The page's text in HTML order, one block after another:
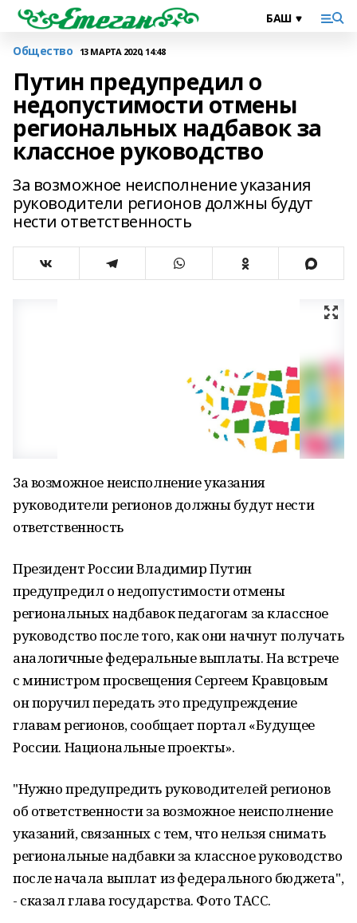
Общество 13 МАРТА 2020, 14:48
Путин предупредил о
недопустимости отмены
региональных надбавок за
классное руководство
За возможное неисполнение указания
руководители регионов должны будут
нести ответственность
За возможное неисполнение указания
руководители регионов должны будут нести
ответственность
Президент России Владимир Путин
предупредил о недопустимости отмены
региональных надбавок педагогам за классное
руководство после того, как они начнут получать
аналогичные федеральные выплаты. На встрече
с министром просвещения Сергеем Кравцовым
он поручил передать это предупреждение
главам регионов, сообщает портал «Будущее
России. Национальные проекты».
"Нужно предупредить руководителей регионов
об ответственности за возможное неисполнение
указаний, связанных с тем, что нельзя снимать
региональные надбавки за классное руководство
после начала выплат из федерального бюджета",
- сказал глава государства. Фото ТАСС.